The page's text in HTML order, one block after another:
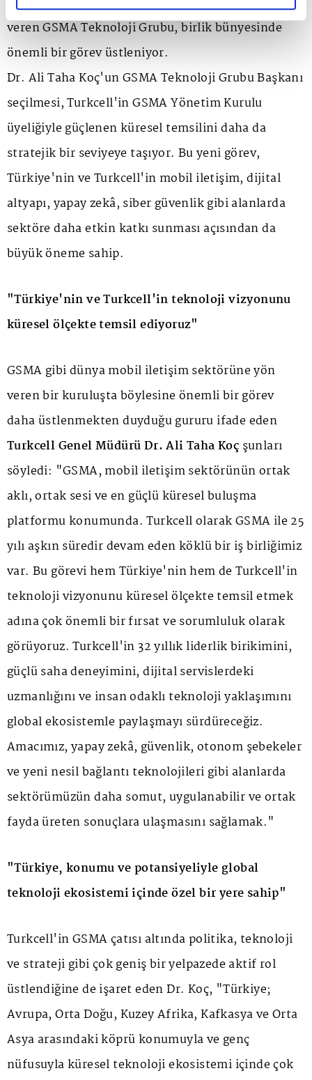
veren GSMA Teknoloji Grubu, birlik bünyesinde
önemli bir görev üstleniyor.
Dr. Ali Taha Koç'un GSMA Teknoloji Grubu Başkanı
seçilmesi, Turkcell'in GSMA Yönetim Kurulu
üyeliğiyle güçlenen küresel temsilini daha da
stratejik bir seviyeye taşıyor. Bu yeni görev,
Türkiye'nin ve Turkcell'in mobil iletişim, dijital
altyapı, yapay zekâ, siber güvenlik gibi alanlarda
sektöre daha etkin katkı sunması açısından da
büyük öneme sahip.
"Türkiye'nin ve Turkcell'in teknoloji vizyonunu
küresel ölçekte temsil ediyoruz"
GSMA gibi dünya mobil iletişim sektörüne yön
veren bir kuruluşta böylesine önemli bir görev
daha üstlenmekten duyduğu gururu ifade eden
Turkcell Genel Müdürü Dr. Ali Taha Koç şunları
söyledi: "GSMA, mobil iletişim sektörünün ortak
aklı, ortak sesi ve en güçlü küresel buluşma
platformu konumunda. Turkcell olarak GSMA ile 25
yılı aşkın süredir devam eden köklü bir iş birliğimiz
var. Bu görevi hem Türkiye'nin hem de Turkcell'in
teknoloji vizyonunu küresel ölçekte temsil etmek
adına çok önemli bir fırsat ve sorumluluk olarak
görüyoruz. Turkcell'in 32 yıllık liderlik birikimini,
güçlü saha deneyimini, dijital servislerdeki
uzmanlığını ve insan odaklı teknoloji yaklaşımını
global ekosistemle paylaşmayı sürdüreceğiz.
Amacımız, yapay zekâ, güvenlik, otonom şebekeler
ve yeni nesil bağlantı teknolojileri gibi alanlarda
sektörümüzün daha somut, uygulanabilir ve ortak
fayda üreten sonuçlara ulaşmasını sağlamak."
"Türkiye, konumu ve potansiyeliyle global
teknoloji ekosistemi içinde özel bir yere sahip"
Turkcell'in GSMA çatısı altında politika, teknoloji
ve strateji gibi çok geniş bir yelpazede aktif rol
üstlendiğine de işaret eden Dr. Koç, "Türkiye;
Avrupa, Orta Doğu, Kuzey Afrika, Kafkasya ve Orta
Asya arasındaki köprü konumuyla ve genç
nüfusuyla küresel teknoloji ekosistemi içinde çok